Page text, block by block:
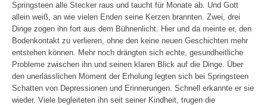
Springsteen alle Stecker raus und taucht für Monate ab. Und Gott
allein weiß, an wie vielen Enden seine Kerzen brannten. Zwei, drei
Dinge zogen ihn fort aus dem Bühnenlicht. Hier und da meinte er, den
Bodenkontakt zu verlieren, ohne den keine neuen Geschichten mehr
entstehen können. Mehr noch drängten sich echte, gesundheitliche
Probleme zwischen ihn und seinen klaren Blick auf die Dinge. Über
den unerlässlichen Moment der Erholung legten sich bei Springsteen
Schatten von Depressionen und Erinnerungen. Schnell erkannte er sie
wieder. Viele begleiteten ihn seit seiner Kindheit, trugen die